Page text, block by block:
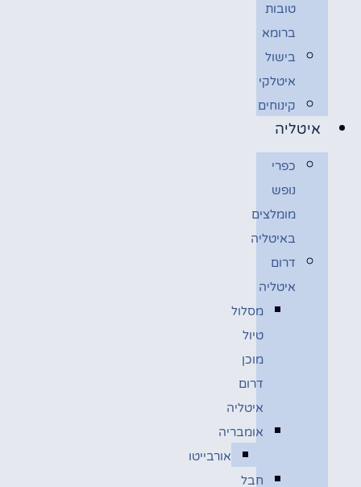
טובות
ברומא
בישול
איטלקי
קינוחים
איטליה
כפרי
נופש
מומלצים
באיטליה
דרום
איטליה
מסלול
טיול
מוכן
דרום
איטליה
אומבריה
אורבייטו
חבל